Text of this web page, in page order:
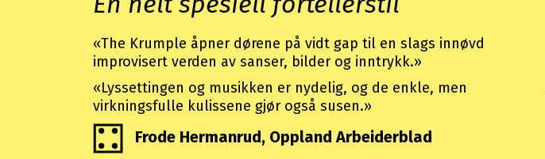
«The Krumple åpner dørene på vidt gap til en slags innøvd
improvisert verden av sanser, bilder og inntrykk.»
«Lyssettingen og musikken er nydelig, og de enkle, men
virkningsfulle kulissene gjør også susen.»
Frode Hermanrud, Oppland Arbeiderblad